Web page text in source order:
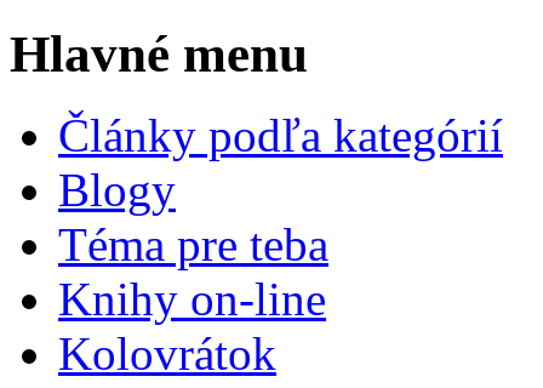
Hlavné menu
Články podľa kategórií
Blogy
Téma pre teba
Knihy on-line
Kolovrátok